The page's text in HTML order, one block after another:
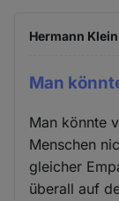
Hermann
Man
Man könnte
Menschen
gleicher
überall auf